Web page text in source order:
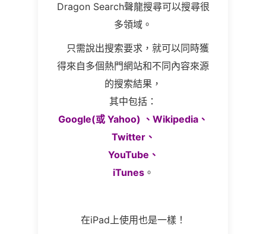
Dragon Search聲龍搜尋可以搜尋很
多領域。
只需說出搜索要求，就可以同時獲
得來自多個熱門網站和不同內容來源
的搜索結果，
其中包括：
Google(或 Yahoo) 、Wikipedia、
Twitter、
YouTube、
iTunes。
在iPad上使用也是一樣！